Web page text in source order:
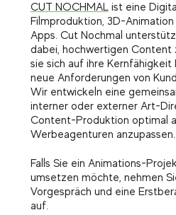
CUT NOCHMAList eine
Filmproduktion, 3D-
Apps. Cut Nochmal
dabei, hochwertigen Content
sie sich auf ihre
neue Anforderungen von
Wir entwickeln eine
interner oder externer Art-
Content-Produktion optimal
Werbeagenturen anzupassen.
Falls Sie ein Animations-
umsetzen möchte, nehmen
Vorgespräch und eine
auf.